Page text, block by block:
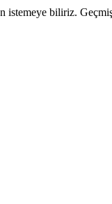
biliriz.